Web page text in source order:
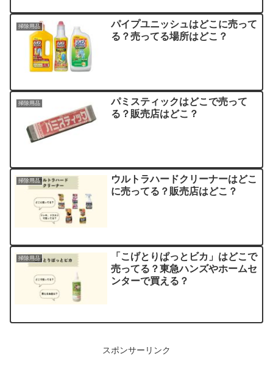
掃除用品
パイプユニッシュはどこに売って
る？売ってる場所はどこ？
掃除用品
パミスティックはどこで売って
る？販売店はどこ？
掃除用品
ウルトラハードクリーナーはどこ
に売ってる？販売店はどこ？
掃除用品
「こげとりぱっとビカ」はどこで
売ってる？東急ハンズやホームセ
ンターで買える？
スポンサーリンク